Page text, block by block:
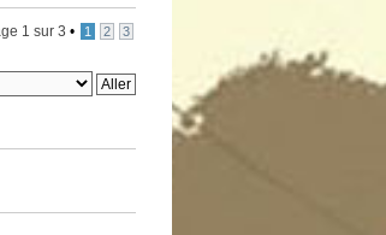
1 sur 3 • 1 2 3